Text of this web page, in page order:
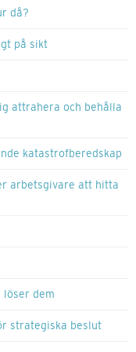
då?
på sikt
attrahera och behålla
katastrofberedskap
arbetsgivare att hitta
löser dem
strategiska beslut